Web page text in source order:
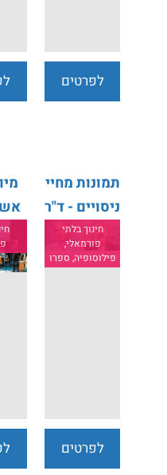
לפרטים
תמונות מחיי
ניסויים - ד"ר
שמעון
אזולאי ד"ר
חינוך בלתי
פורמאלי,
פילוסופיה, ספרו
לפרטים